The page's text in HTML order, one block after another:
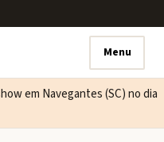
Menu
em Navegantes (SC) no dia